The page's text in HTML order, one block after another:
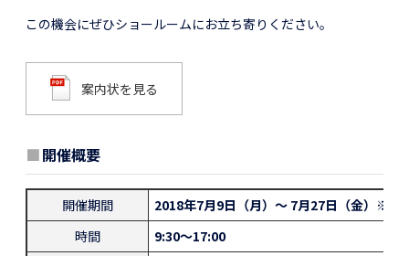
この機会にぜひショールームにお立ち寄りください。
案内状を見る
■開催概要
開催期間 2018年7月9日（月）～ 7月27日（金） ※土
時間
9:30～17:00